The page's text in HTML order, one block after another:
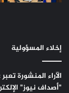
إخلاء المسؤولية
الآراء المنشورة
"أصداف نيوز"